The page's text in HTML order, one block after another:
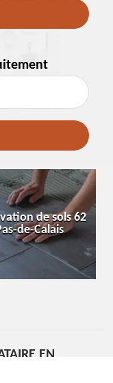
de sols 62
de-Calais
EN